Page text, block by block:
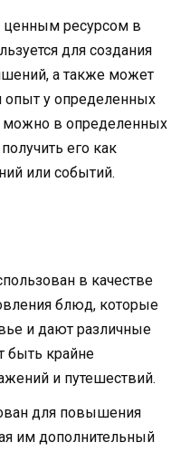
ценным ресурсом в
для создания
а также может
у определенных
можно в определенных
его как
или событий.
в качестве
блюд, которые
и дают различные
быть крайне
и путешествий.
для повышения
им дополнительный